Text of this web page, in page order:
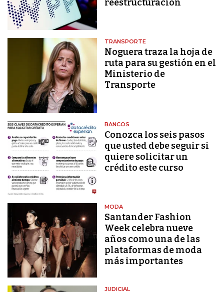
reestructuración
TRANSPORTE
Noguera traza la hoja de
ruta para su gestión en el
Ministerio de
Transporte
BANCOS
Conozca los seis pasos
que usted debe seguir si
quiere solicitar un
crédito este curso
MODA
Santander Fashion
Week celebra nueve
años como una de las
plataformas de moda
más importantes
JUDICIAL